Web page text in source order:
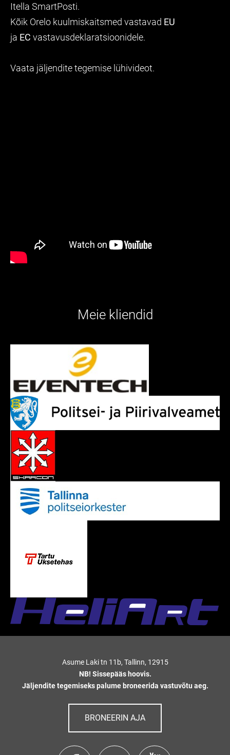
Itella SmartPosti.
Kõik Orelo kuulmiskaitsmed vastavad EU
ja EC vastavusdeklaratsioonidele.
Vaata jäljendite tegemise lühivideot.
Meie kliendid
Asume Laki tn 11b, Tallinn, 12915
NB! Sissepääs hoovis.
Jäljendite tegemiseks palume broneerida vastuvõtu aeg.
BRONEERIN AJA